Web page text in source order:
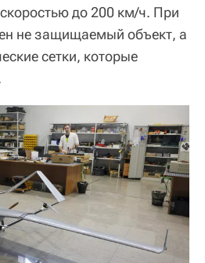
до 200 км/ч. При
не защищаемый объект, а
сетки, которые